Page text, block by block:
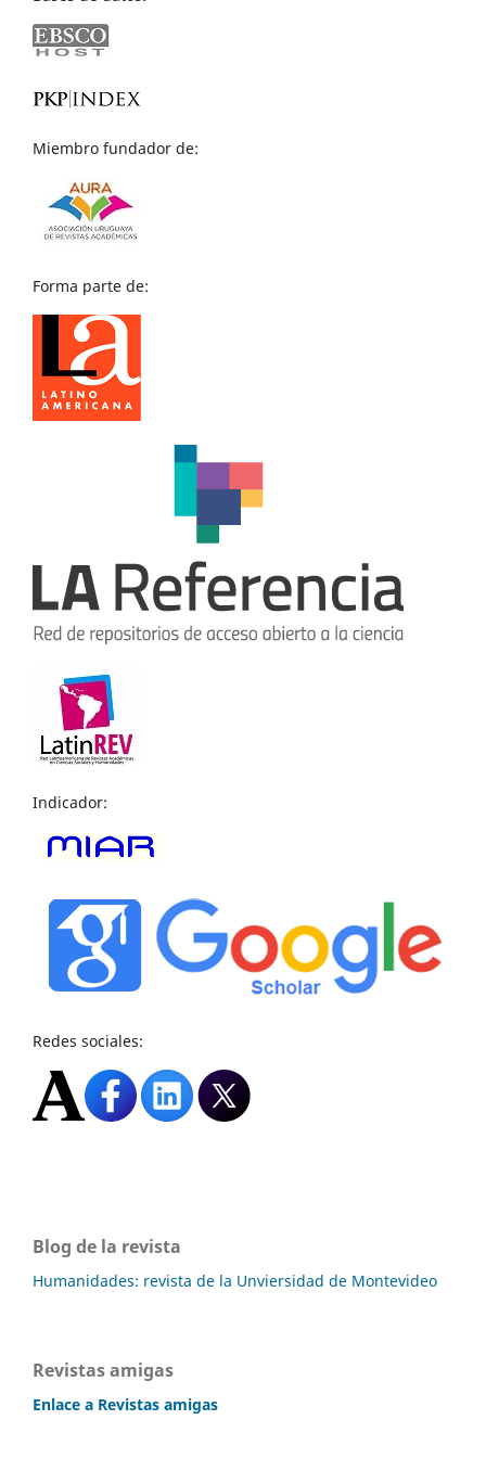
Miembro fundador de:
Forma parte de:
Indicador:
Redes sociales:
Blog de la revista
Humanidades: revista de la Unviersidad de Montevideo
Revistas amigas
Enlace a Revistas amigas